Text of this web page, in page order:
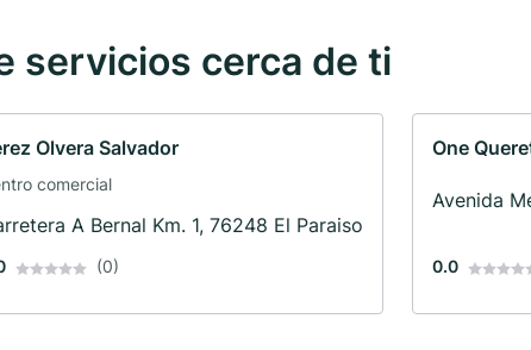
servicios cerca de ti
Olvera Salvador
comercial
A Bernal Km. 1, 76248 El Paraiso
(0)
One
Avenida
0.0